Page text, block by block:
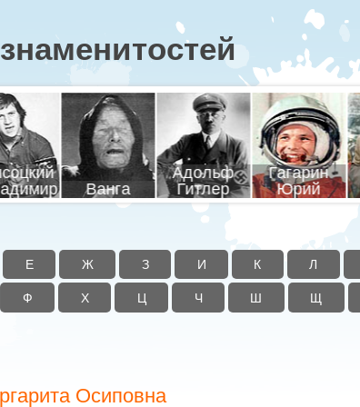
Ванга
Адольф
Гитлер
Гагарин
Юрий
Е Ж З И К Л
Ф Х Ц Ч Ш Щ
Осиповна